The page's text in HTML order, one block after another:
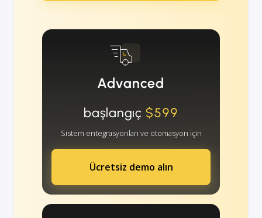
Advanced
başlangıç$599
Sistem entegrasyonları ve otomasyon için
Ücretsiz demo alın